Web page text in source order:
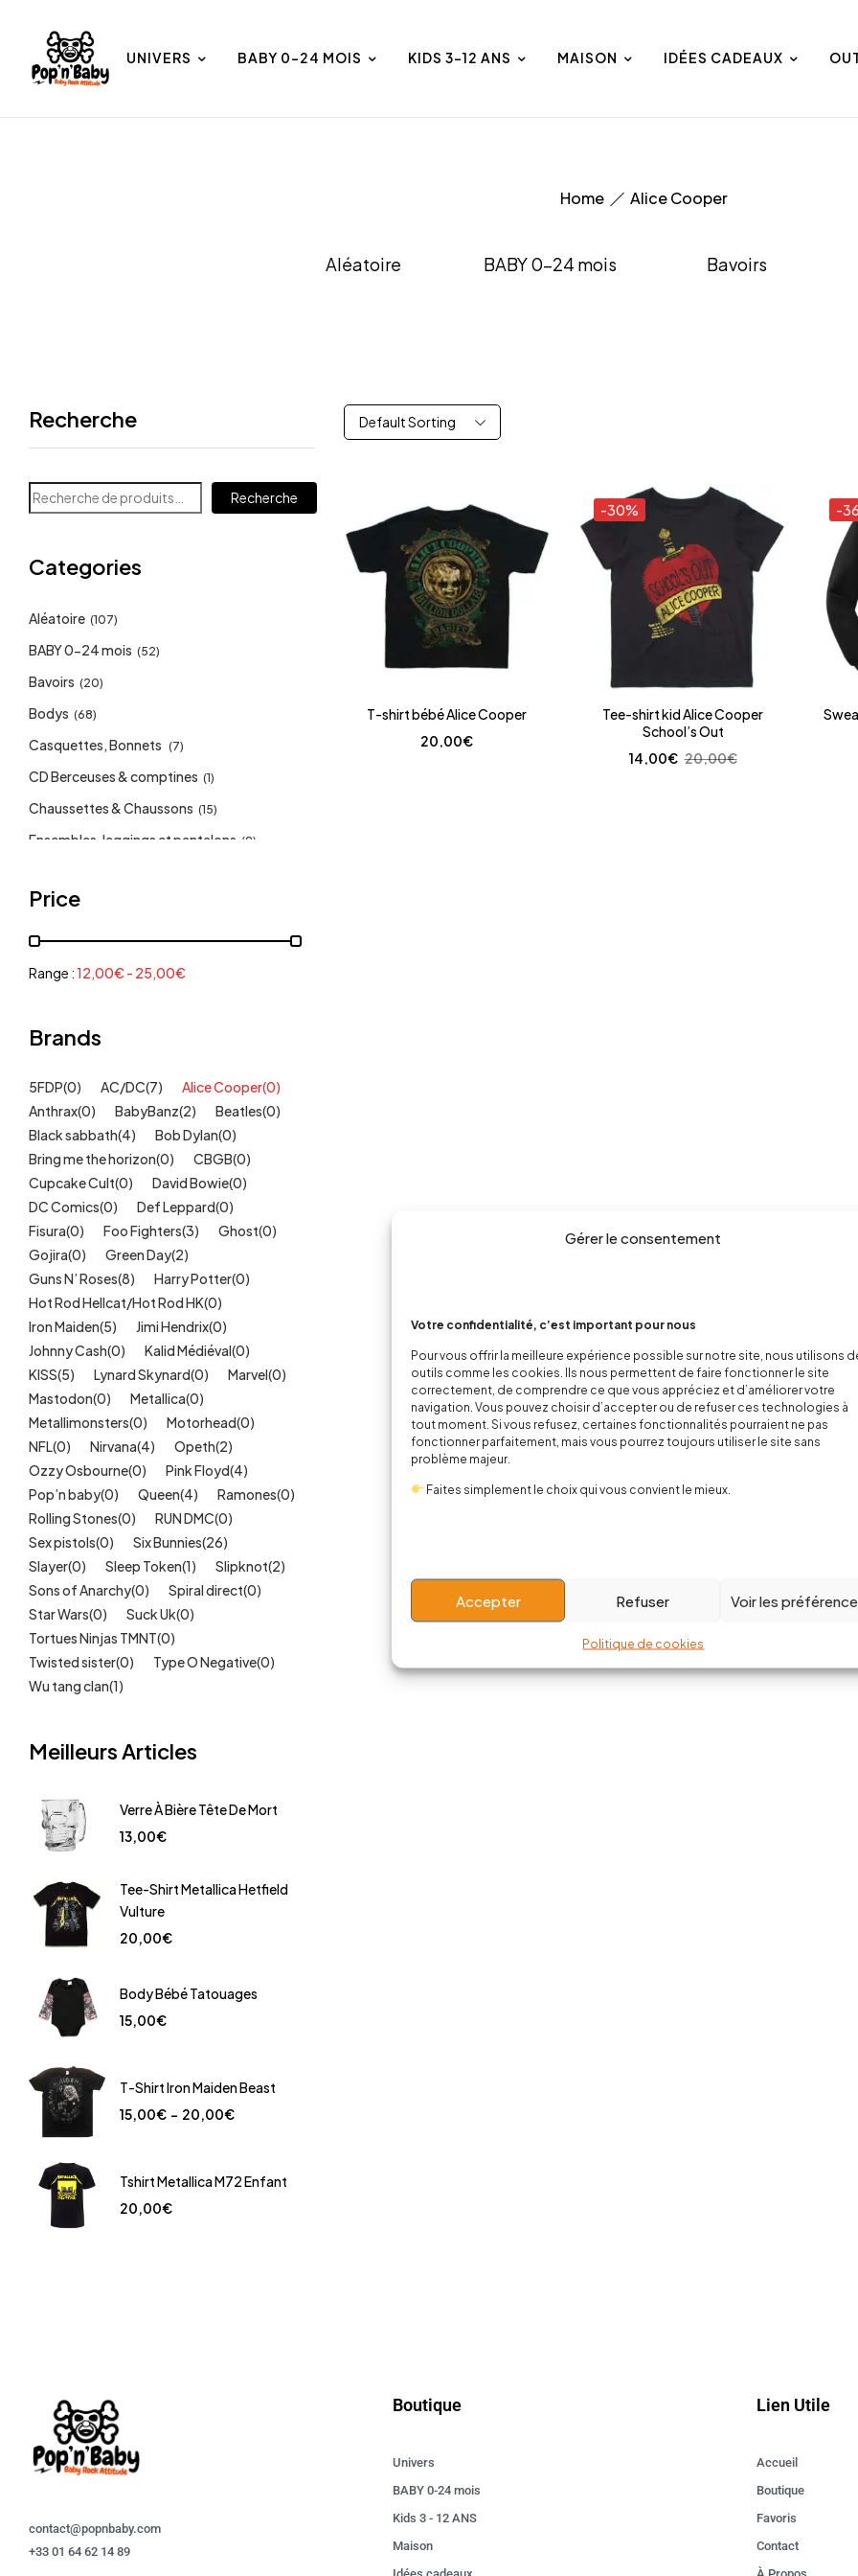
Gérer le consentement
Votre confidentialité, c’est important pour nous
Pour vous offrir la meilleure expérience possible sur notre site, nous utilisons
outils comme les cookies. Ils nous permettent de faire fonctionner le site
correctement, de comprendre ce que vous appréciez et d’améliorer votre
navigation. Vous pouvez choisir d’accepter ou de refuser ces technologies à
tout moment. Si vous refusez, certaines fonctionnalités pourraient ne pas
fonctionner parfaitement, mais vous pourrez toujours utiliser le site sans
problème majeur.
Faites simplement le choix qui vous convient le mieux.
Accepter Refuser Voir les
Politique de cookies
UNIVERS BABY 0-24 MOIS KIDS 3-12 ANS MAISON IDÉES CADEAUX
Home Alice Cooper
Aléatoire BABY 0-24 mois Bavoirs
Recherche
Recherche
Categories
Aléatoire (107)
BABY 0-24 mois (52)
Bavoirs (20)
Bodys (68)
Casquettes, Bonnets (7)
CD Berceuses & comptines (1)
Chaussettes & Chaussons (15)
Ensembles, leggings et pantalons (9)
Mode Fille
Mode Garçon
Sweat, pulls, gilets (6)
Tétines (11)
Kids (209)
Outlet (40)
Univers (422)
Price
Range :12,00€ - 25,00€
Brands
5FDP(0) AC/DC(7) Alice Cooper(0)
Anthrax(0) BabyBanz(2) Beatles(0)
Black sabbath(4) Bob Dylan(0)
Bring me the horizon(0) CBGB(0)
Cupcake Cult(0) David Bowie(0)
DC Comics(0) Def Leppard(0)
Fisura(0) Foo Fighters(3) Ghost(0)
Gojira(0) Green Day(2)
Guns N’ Roses(8) Harry Potter(0)
Hot Rod Hellcat/Hot Rod HK(0)
Iron Maiden(5) Jimi Hendrix(0)
Johnny Cash(0) Kalid Médiéval(0)
KISS(5) Lynard Skynard(0) Marvel(0)
Mastodon(0) Metallica(0)
Metallimonsters(0) Motorhead(0)
NFL(0) Nirvana(4) Opeth(2)
Ozzy Osbourne(0) Pink Floyd(4)
Pop’n baby(0) Queen(4) Ramones(0)
Rolling Stones(0) RUN DMC(0)
Sex pistols(0) Six Bunnies(26)
Slayer(0) Sleep Token(1) Slipknot(2)
Sons of Anarchy(0) Spiral direct(0)
Star Wars(0) Suck Uk(0)
Tortues Ninjas TMNT(0)
Twisted sister(0) Type O Negative(0)
Wu tang clan(1)
Meilleurs Articles
Verre À Bière Tête De Mort
13,00€
Tee-Shirt Metallica Hetfield
Vulture
20,00€
Body Bébé Tatouages
15,00€
T-Shirt Iron Maiden Beast
15,00€ – 20,00€
Tshirt Metallica M72 Enfant
20,00€
Default Sorting
T-shirt bébé Alice Cooper
20,00€
-30%
Tee-shirt kid Alice Cooper
School’s Out
20,00€
14,00€
-
contact@popnbaby.com
+33 01 64 62 14 89
Boutique
Univers
BABY 0-24 mois
Kids 3 - 12 ANS
Maison
Lien Utile
Accueil
Boutique
Favoris
Contact